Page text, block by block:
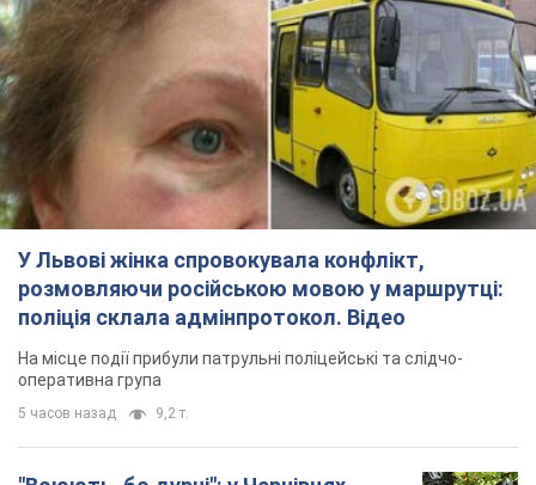
У Львові жінка спровокувала конфлікт,
розмовляючи російською мовою у маршрутці:
поліція склала адмінпротокол. Відео
На місце події прибули патрульні поліцейські та слідчо-
оперативна група
9,2 т.
"Воюють, бо дурні": у Чернівцях
водій автобуса зневажив
українських військових і поплатився.
Відео
та образ військових
"Не слідкує за сексуальністю": у